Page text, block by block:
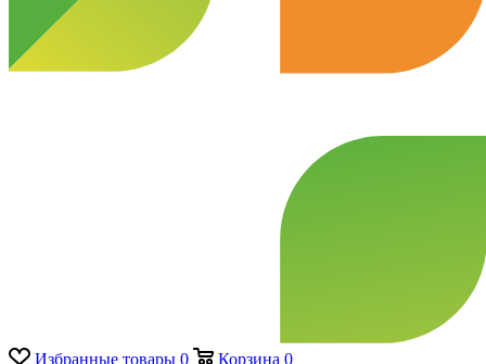
Избранные товары 0 Корзина 0